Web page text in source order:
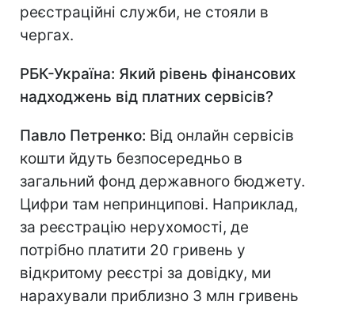
реєстраційні служби, не стояли в
чергах.
РБК-Україна: Який рівень фінансових
надходжень від платних сервісів?
Павло Петренко: Від онлайн сервісів
кошти йдуть безпосередньо в
загальний фонд державного бюджету.
Цифри там непринципові. Наприклад,
за реєстрацію нерухомості, де
потрібно платити 20 гривень у
відкритому реєстрі за довідку, ми
нарахували приблизно 3 млн гривень